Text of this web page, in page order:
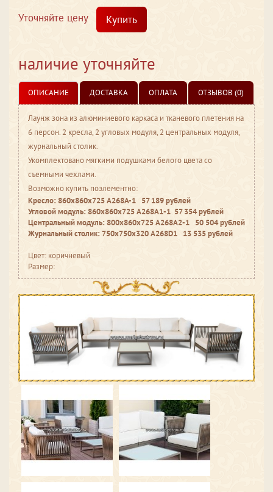
Уточняйте цену Купить
наличие уточняйте
ОПИСАНИЕ ДОСТАВКА ОПЛАТА ОТЗЫВОВ (0)
Лаунж зона из алюминиевого каркаса и тканевого плетения на
6 персон. 2 кресла, 2 угловых модуля, 2 центральных модуля,
журнальный столик.
Укомплектовано мягкими подушками белого цвета со
съемными чехлами.
Возможно купить поэлементно:
Кресло: 860х860х725 A268A-1 57 189 рублей
Угловой модуль: 860х860х725 A268A1-1 57 354рублей
Центральный модуль: 800х860х725 A268A2-1 50 504рублей
Журнальный столик: 750х750х320 A268D1 13 535рублей
Цвет: коричневый
Размер: